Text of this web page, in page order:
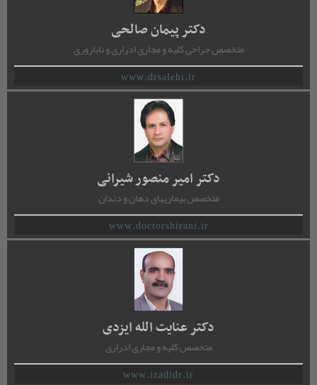
دکتر پیمان صالحی
متخصص جراحی کلیه و مجاری ادراری و ناباروری
www.drsalehi.ir
دکتر امیر منصور شیرانی
متخصص بیماریهای دهان و دندان
www.doctorshirani.ir
دکتر عنایت الله ایزدی
متخصص کلیه و مجاری ادراری
www.izadidr.ir